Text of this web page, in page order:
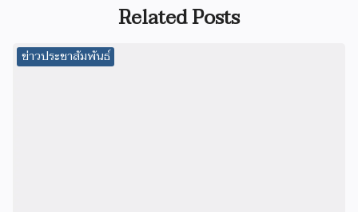
Related Posts
ข่าวประชาสัมพันธ์